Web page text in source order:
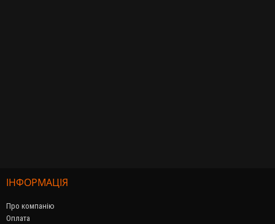
ІНФОРМАЦІЯ
Про компанію
Оплата